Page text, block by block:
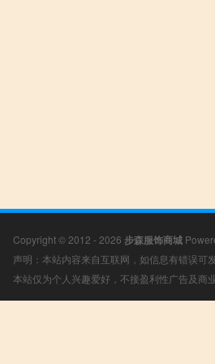
Copyright © 2012 - 2026 步森服饰商城
声明：本站内容来自互联网，如信息有错误
本站仅为个人兴趣爱好，不接盈利性广告及商